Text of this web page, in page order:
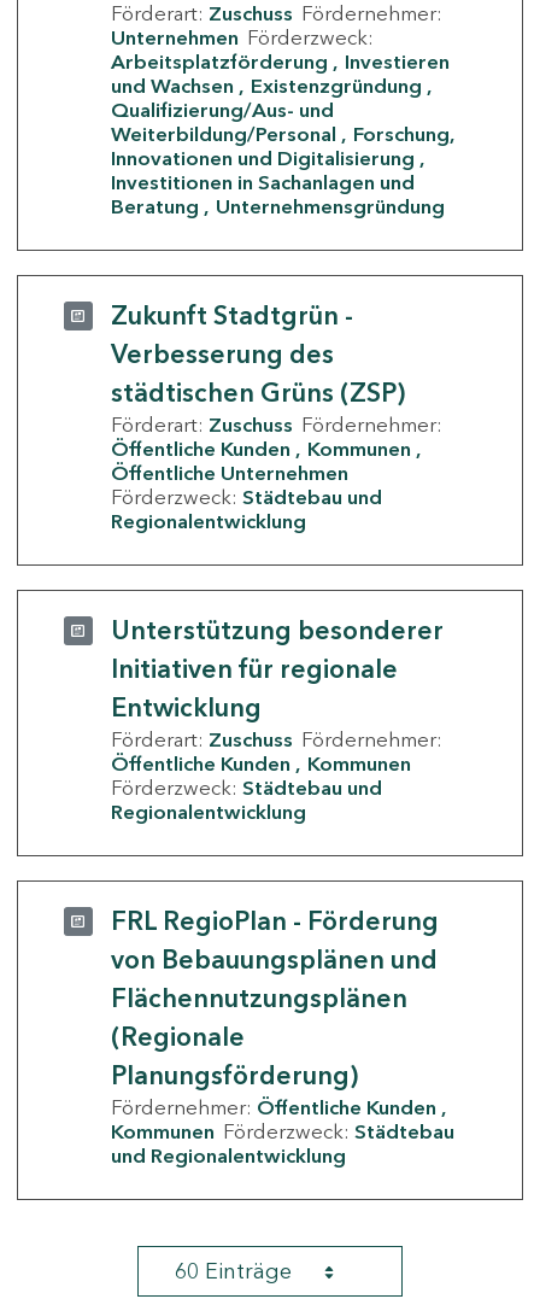
Förderart: Zuschuss Fördernehmer:
Unternehmen Förderzweck:
Arbeitsplatzförderung
Investieren
und Wachsen
Existenzgründung
Qualifizierung/Aus- und
Weiterbildung/Personal
Forschung,
Innovationen und Digitalisierung
Investitionen in Sachanlagen und
Beratung
Unternehmensgründung
Zukunft Stadtgrün -
Verbesserung des
städtischen Grüns (ZSP)
Förderart: Zuschuss Fördernehmer:
Öffentliche Kunden
Kommunen
Öffentliche Unternehmen
Förderzweck: Städtebau und
Regionalentwicklung
Unterstützung besonderer
Initiativen für regionale
Entwicklung
Förderart: Zuschuss Fördernehmer:
Öffentliche Kunden
Kommunen
Förderzweck: Städtebau und
Regionalentwicklung
FRL RegioPlan - Förderung
von Bebauungsplänen und
Flächennutzungsplänen
(Regionale
Planungsförderung)
Fördernehmer: Öffentliche Kunden
Kommunen Förderzweck: Städtebau
und Regionalentwicklung
60 Einträge